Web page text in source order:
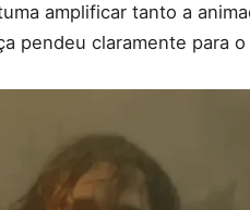
amplificar tanto a
pendeu claramente para